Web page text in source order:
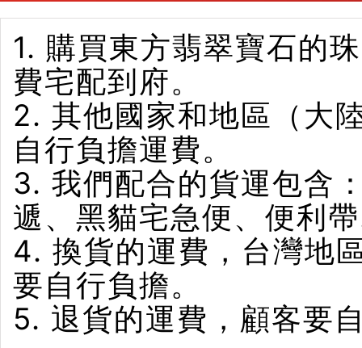
1. 購買東方翡翠寶石的
費宅配到府。
2. 其他國家和地區（大
自行負擔運費。
3. 我們配合的貨運包含
遞、黑貓宅急便、便利
4. 換貨的運費，台灣地
要自行負擔。
5. 退貨的運費，顧客要